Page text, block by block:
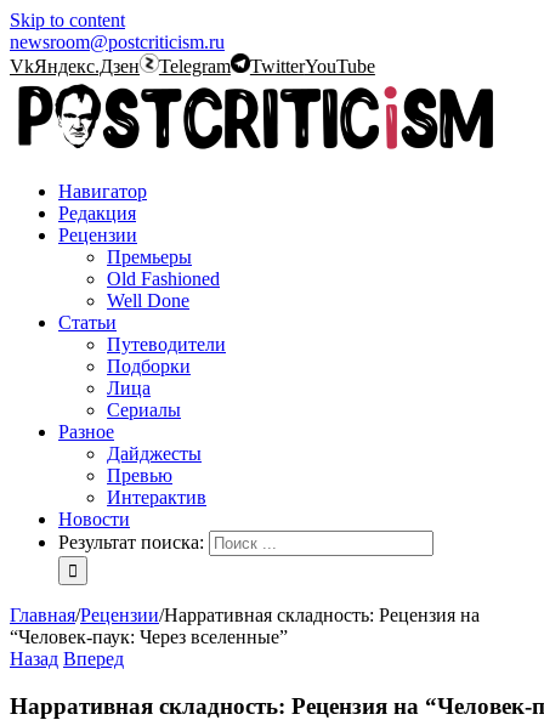
Skip to content
newsroom@postcriticism.ru
VkЯндекс.Дзен Telegram TwitterYouTube
Навигатор
Редакция
Рецензии
Премьеры
Old Fashioned
Well Done
Статьи
Путеводители
Подборки
Лица
Сериалы
Разное
Дайджесты
Превью
Интерактив
Новости
Результат поиска:
Главная/Рецензии/Нарративная складность: Рецензия на
“Человек-паук: Через вселенные”
Назад Вперед
Нарративная складность: Рецензия на “Человек-